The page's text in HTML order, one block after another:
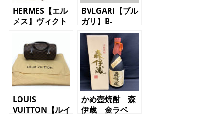
HERMES【エル
メス】ヴィクト
バッグ ワイン
レッド トリヨ
ンクレマンス
レディース 質
屋 かんてい
局 三軒茶屋店
BVLGARI【ブル
ガリ】B-
ZERO1 リン
グ Ｋ18ＷＧ
【18金ホワイト
ゴールド】10.4
ｇ サイズ60
質屋 かんてい
局 三軒茶屋店
LOUIS
VUITTON【ルイ
かめ壺焼酎 森
伊蔵 金ラベ